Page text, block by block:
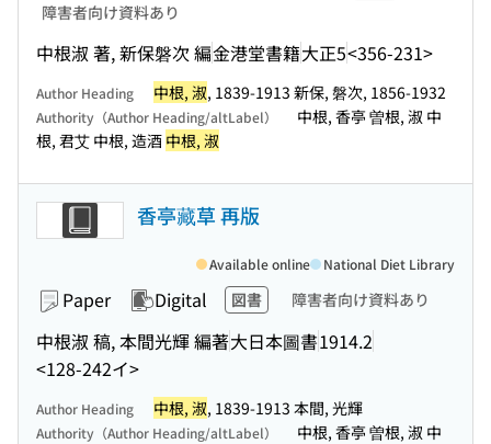
障害者向け資料あり
中根淑 著, 新保磐次 編金港堂書籍大正5<356-231>
Author Heading 中根, 淑, 1839-1913 新保, 磐次, 1856-1932
Authority（Author Heading/altLabel）
中根, 香亭 曽根, 淑 中
根, 君艾 中根, 造酒 中根, 淑
香亭藏草 再版
Paper Digital 図書 障害者向け資料あり
中根淑 稿, 本間光輝 編著大日本圖書1914.2
<128-242イ>
Available online National Diet Library
Author Heading 中根, 淑, 1839-1913 本間, 光輝
Authority（Author Heading/altLabel）
中根, 香亭 曽根, 淑 中